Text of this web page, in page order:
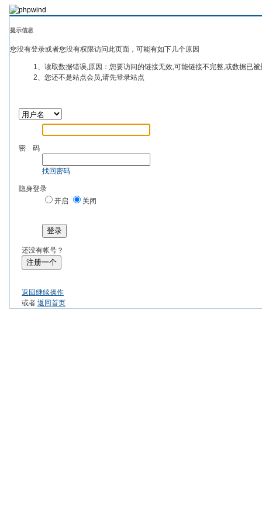
提示信息
您没有登录或者您没有权限访问此页面，可能有如下几个原因
1、读取数据错误,原因：您要访问的链接无效,可能链接不完整,或数据已
2、您还不是站点会员,请先登录站点
密 码
找回密码
隐身登录
开启
关闭
登录
还没有帐号？
注册一个
返回继续操作
或者返回首页